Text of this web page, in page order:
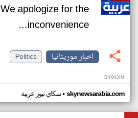
We apologize for the
inconvenience...
اخبار موريتانيا
Politics
BY84XM
سكاي نيوز عربية• skynewsarabia.com